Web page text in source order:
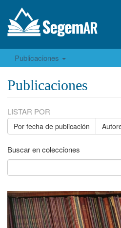
Publicaciones
Publicaciones
LISTAR POR
Por fecha de publicación
Buscar en colecciones